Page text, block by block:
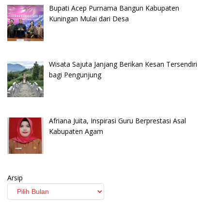
Bupati Acep Purnama Bangun Kabupaten
Kuningan Mulai dari Desa
Wisata Sajuta Janjang Berikan Kesan Tersendiri
bagi Pengunjung
Afriana Juita, Inspirasi Guru Berprestasi Asal
Kabupaten Agam
Arsip